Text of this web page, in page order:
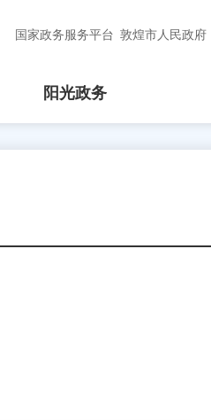
国家政务服务平台 敦煌市人民政府
阳光政务